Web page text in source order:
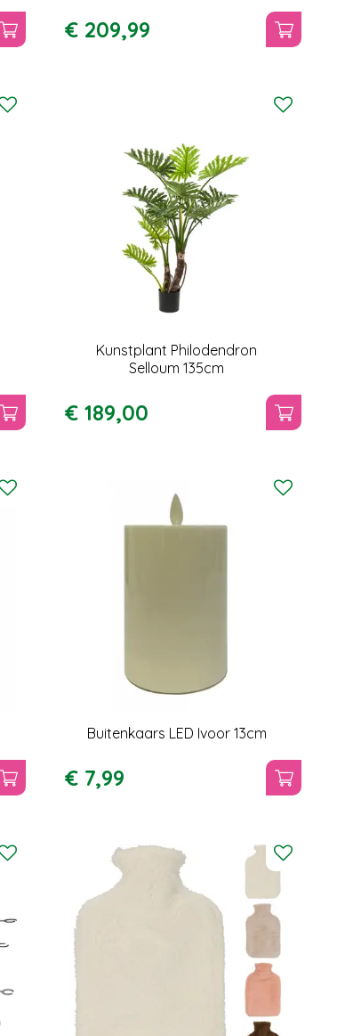
€ 209,99
Kunstplant Philodendron
Selloum 135cm
€ 189,00
Buitenkaars LED Ivoor 13cm
€ 7,99